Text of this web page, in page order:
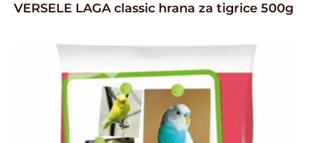
VERSELE LAGA classic hrana za tigrice 500g